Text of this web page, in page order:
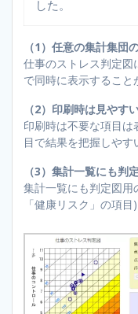
した。
（1）任意の集計集団
仕事のストレス判定図
で同時に表示すること
（2）印刷時は見やす
印刷時は不要な項目は
目で結果を把握しやす
（3）集計一覧にも判
集計一覧にも判定図
「健康リスク」の項目)